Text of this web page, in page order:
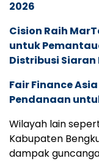
2026
Cision Raih
untuk
Distribusi Siaran
Fair Finance
Pendanaan
Wilayah lain
Kabupaten
dampak